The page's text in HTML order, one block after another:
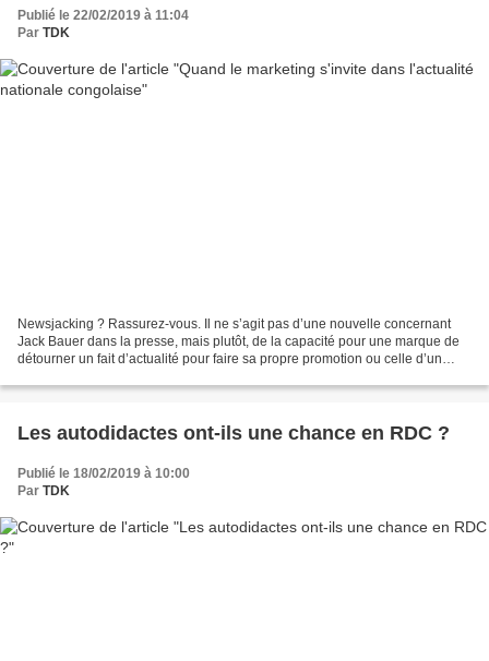
Publié le 22/02/2019 à 11:04
Par TDK
Newsjacking ? Rassurez-vous. Il ne s’agit pas d’une nouvelle concernant
Jack Bauer dans la presse, mais plutôt, de la capacité pour une marque de
détourner un fait d’actualité pour faire sa propre promotion ou celle d’un
Les autodidactes ont-ils une chance en RDC ?
Publié le 18/02/2019 à 10:00
Par TDK